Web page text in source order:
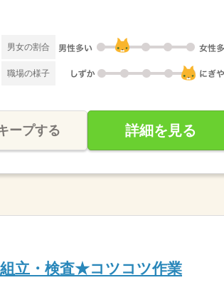
男女の割合
職場の様子
ープする 詳細を見る
立・検査★コツコツ作業